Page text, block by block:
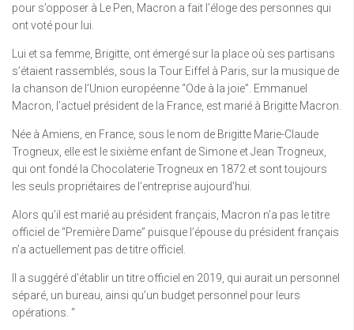
pour s’opposer à Le Pen, Macron a fait l’éloge des personnes qui
ont voté pour lui.
Lui et sa femme, Brigitte, ont émergé sur la place où ses partisans
s’étaient rassemblés, sous la Tour Eiffel à Paris, sur la musique de
la chanson de l’Union européenne “Ode à la joie”. Emmanuel
Macron, l’actuel président de la France, est marié à Brigitte Macron.
Née à Amiens, en France, sous le nom de Brigitte Marie-Claude
Trogneux, elle est le sixième enfant de Simone et Jean Trogneux,
qui ont fondé la Chocolaterie Trogneux en 1872 et sont toujours
les seuls propriétaires de l’entreprise aujourd’hui.
Alors qu’il est marié au président français, Macron n’a pas le titre
officiel de “Première Dame” puisque l’épouse du président français
n’a actuellement pas de titre officiel.
Il a suggéré d’établir un titre officiel en 2019, qui aurait un personnel
séparé, un bureau, ainsi qu’un budget personnel pour leurs
opérations. “